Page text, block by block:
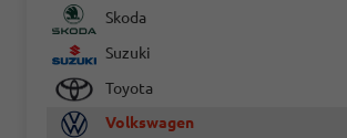
Skoda
Suzuki
Toyota
Volkswagen